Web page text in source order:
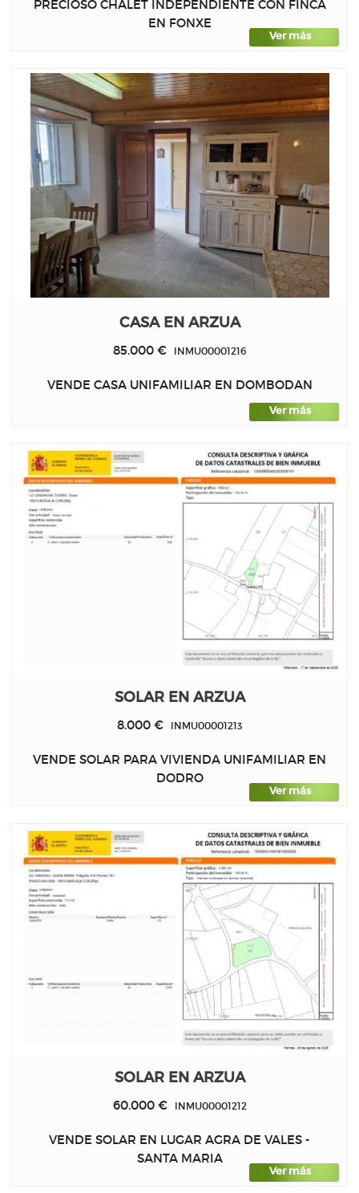
PRECIOSO CHALET INDEPENDIENTE CON FINCA
EN FONXE
Ver más
CASA EN ARZUA
85.000 € INMU00001216
VENDE CASA UNIFAMILIAR EN DOMBODAN
Ver más
SOLAR EN ARZUA
8.000 € INMU00001213
VENDE SOLAR PARA VIVIENDA UNIFAMILIAR EN
DODRO
Ver más
SOLAR EN ARZUA
60.000 €INMU00001212
VENDE SOLAR EN LUGAR AGRA DE VALES -
SANTA MARIA
Ver más